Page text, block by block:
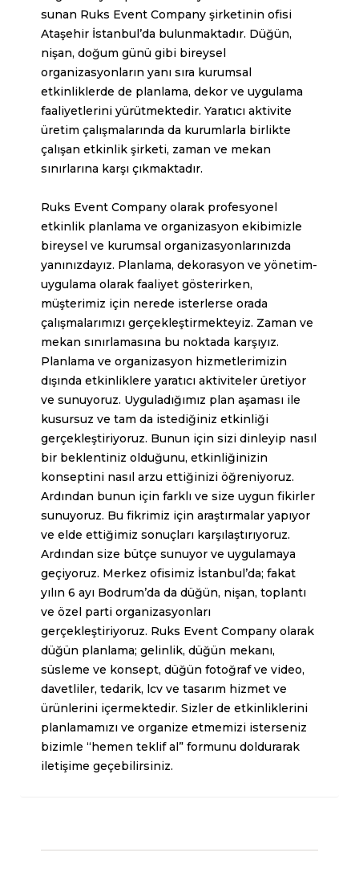
sunan Ruks Event Company şirketinin ofisi
Ataşehir İstanbul’da bulunmaktadır. Düğün,
nişan, doğum günü gibi bireysel
organizasyonların yanı sıra kurumsal
etkinliklerde de planlama, dekor ve uygulama
faaliyetlerini yürütmektedir. Yaratıcı aktivite
üretim çalışmalarında da kurumlarla birlikte
çalışan etkinlik şirketi, zaman ve mekan
sınırlarına karşı çıkmaktadır.
Ruks Event Company olarak profesyonel
etkinlik planlama ve organizasyon ekibimizle
bireysel ve kurumsal organizasyonlarınızda
yanınızdayız. Planlama, dekorasyon ve yönetim-
uygulama olarak faaliyet gösterirken,
müşterimiz için nerede isterlerse orada
çalışmalarımızı gerçekleştirmekteyiz. Zaman ve
mekan sınırlamasına bu noktada karşıyız.
Planlama ve organizasyon hizmetlerimizin
dışında etkinliklere yaratıcı aktiviteler üretiyor
ve sunuyoruz. Uyguladığımız plan aşaması ile
kusursuz ve tam da istediğiniz etkinliği
gerçekleştiriyoruz. Bunun için sizi dinleyip nasıl
bir beklentiniz olduğunu, etkinliğinizin
konseptini nasıl arzu ettiğinizi öğreniyoruz.
Ardından bunun için farklı ve size uygun fikirler
sunuyoruz. Bu fikrimiz için araştırmalar yapıyor
ve elde ettiğimiz sonuçları karşılaştırıyoruz.
Ardından size bütçe sunuyor ve uygulamaya
geçiyoruz. Merkez ofisimiz İstanbul’da; fakat
yılın 6 ayı Bodrum’da da düğün, nişan, toplantı
ve özel parti organizasyonları
gerçekleştiriyoruz. Ruks Event Company olarak
düğün planlama; gelinlik, düğün mekanı,
süsleme ve konsept, düğün fotoğraf ve video,
davetliler, tedarik, lcv ve tasarım hizmet ve
ürünlerini içermektedir. Sizler de etkinliklerini
planlamamızı ve organize etmemizi isterseniz
bizimle “hemen teklif al” formunu doldurarak
iletişime geçebilirsiniz.